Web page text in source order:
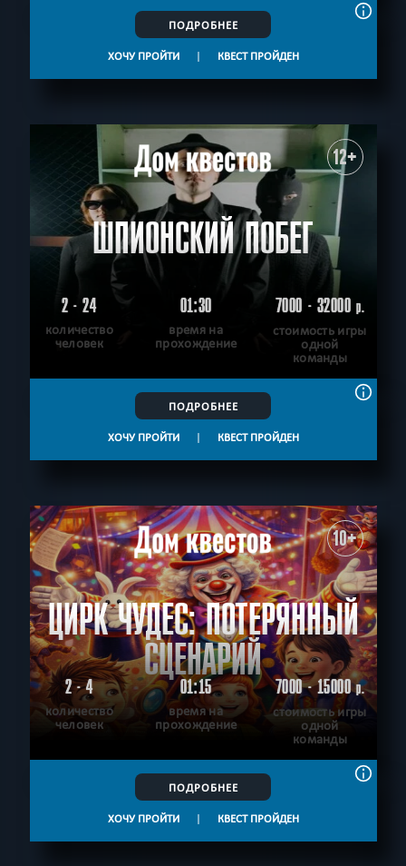
ПОДРОБНЕЕ
ХОЧУ ПРОЙТИ | КВЕСТ ПРОЙДЕН
12+
ШПИОНСКИЙ ПОБЕГ
2 - 24
количество
человек
01:30
время на
прохождение
7000 - 32000р.
стоимость игры
одной
команды
ПОДРОБНЕЕ
ХОЧУ ПРОЙТИ | КВЕСТ ПРОЙДЕН
10+
ЦИРК ЧУДЕС: ПОТЕРЯННЫЙ
СЦЕНАРИЙ
2 - 4
количество
человек
01:15
время на
прохождение
7000 - 15000р.
стоимость игры
одной
команды
ПОДРОБНЕЕ
ХОЧУ ПРОЙТИ | КВЕСТ ПРОЙДЕН